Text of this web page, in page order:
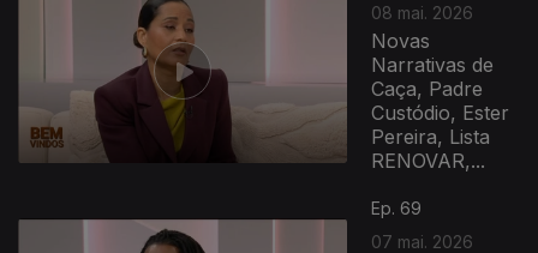
08 mai. 2026
Novas
Narrativas de
Caça, Padre
Custódio, Ester
Pereira, Lista
RENOVAR,...
Ep. 69
07 mai. 2026